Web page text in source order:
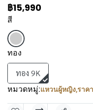
฿15,990
สี
ทอง
ทอง 9K
หมวดหมู่:แหวนผู้หญิง,ราค